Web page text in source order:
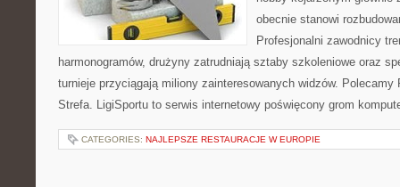
obecnie stanowi
Profesjonalni zawodnicy
harmonogramów, drużyny zatrudniają sztaby szkoleniowe oraz
turnieje przyciągają miliony zainteresowanych widzów.
Strefa. LigiSportu to serwis internetowy poświęcony grom
CATEGORIES: NAJLEPSZE RESTAURACJE W EUROPIE